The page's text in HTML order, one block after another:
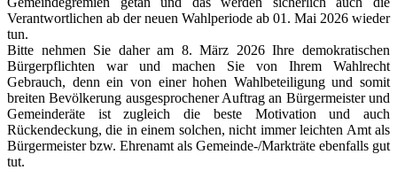
Verantwortlichen ab der neuen Wahlperiode ab 01. Mai 2026 wieder
tun.
Bitte nehmen Sie daher am 8. März 2026 Ihre demokratischen
Bürgerpflichten war und machen Sie von Ihrem Wahlrecht
Gebrauch, denn ein von einer hohen Wahlbeteiligung und somit
breiten Bevölkerung ausgesprochener Auftrag an Bürgermeister und
Gemeinderäte ist zugleich die beste Motivation und auch
Rückendeckung, die in einem solchen, nicht immer leichten Amt als
Bürgermeister bzw. Ehrenamt als Gemeinde-/Markträte ebenfalls gut
tut.